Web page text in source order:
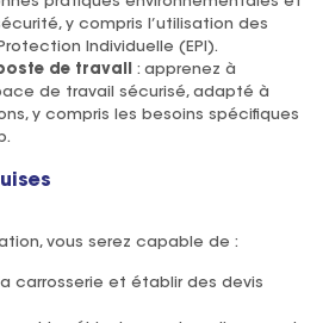
y compris l’utilisation des
Individuelle (EPI).
de travail
: apprenez à
de travail sécurisé, adapté à
y compris les besoins spécifiques
vous serez capable de :
carrosserie et établir des devis